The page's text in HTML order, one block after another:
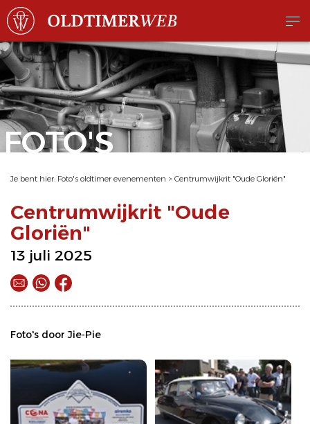
FOTO'S
Je bent hier: Foto's oldtimer evenementen > Centrumwijkrit "Oude Gloriën"
Centrumwijkrit "Oude
Gloriën"
13 juli 2025
Foto's door Jie-Pie